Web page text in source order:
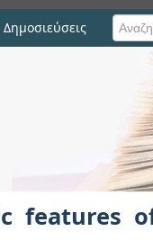
Δημοσιεύσεις
acid
features